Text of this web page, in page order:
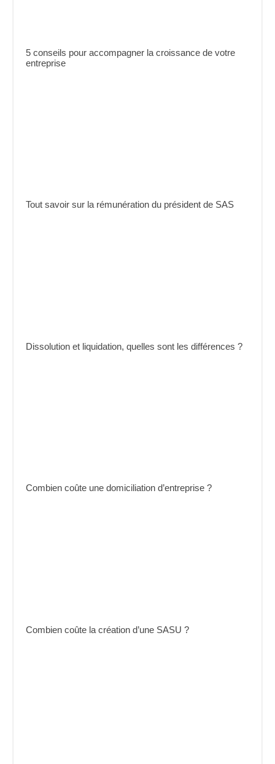
5 conseils pour accompagner la croissance de votre
entreprise
Tout savoir sur la rémunération du président de SAS
Dissolution et liquidation, quelles sont les différences ?
Combien coûte une domiciliation d’entreprise ?
Combien coûte la création d’une SASU ?